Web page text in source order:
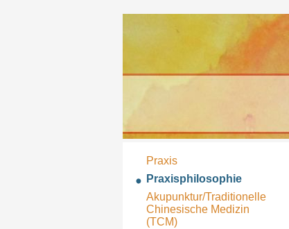
Praxis
Praxisphilosophie
Akupunktur/Traditionelle
Chinesische Medizin
(TCM)